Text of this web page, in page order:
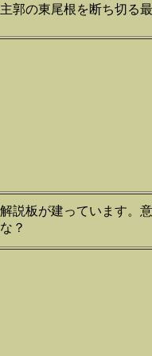
郭の東尾根を断ち切る
説板が建っています。
？